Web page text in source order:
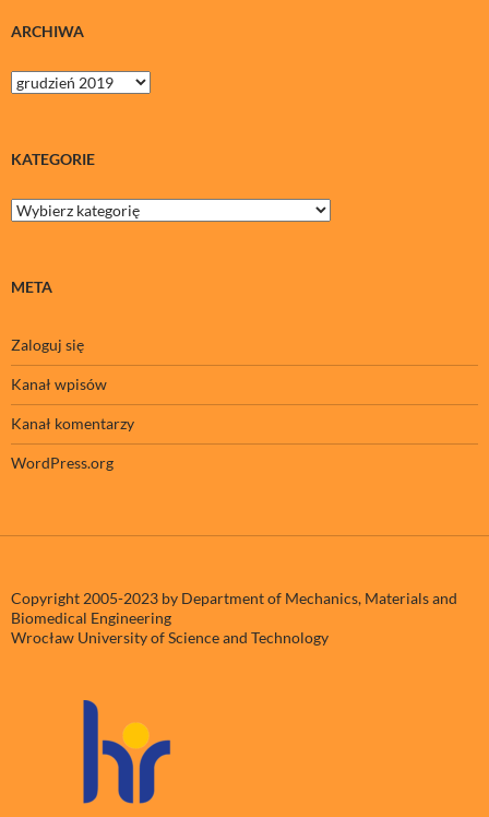
ARCHIWA
Archiwa
KATEGORIE
Kategorie
META
Zaloguj się
Kanał wpisów
Kanał komentarzy
WordPress.org
Copyright 2005-2023 by Department of Mechanics, Materials and
Biomedical Engineering
Wrocław University of Science and Technology